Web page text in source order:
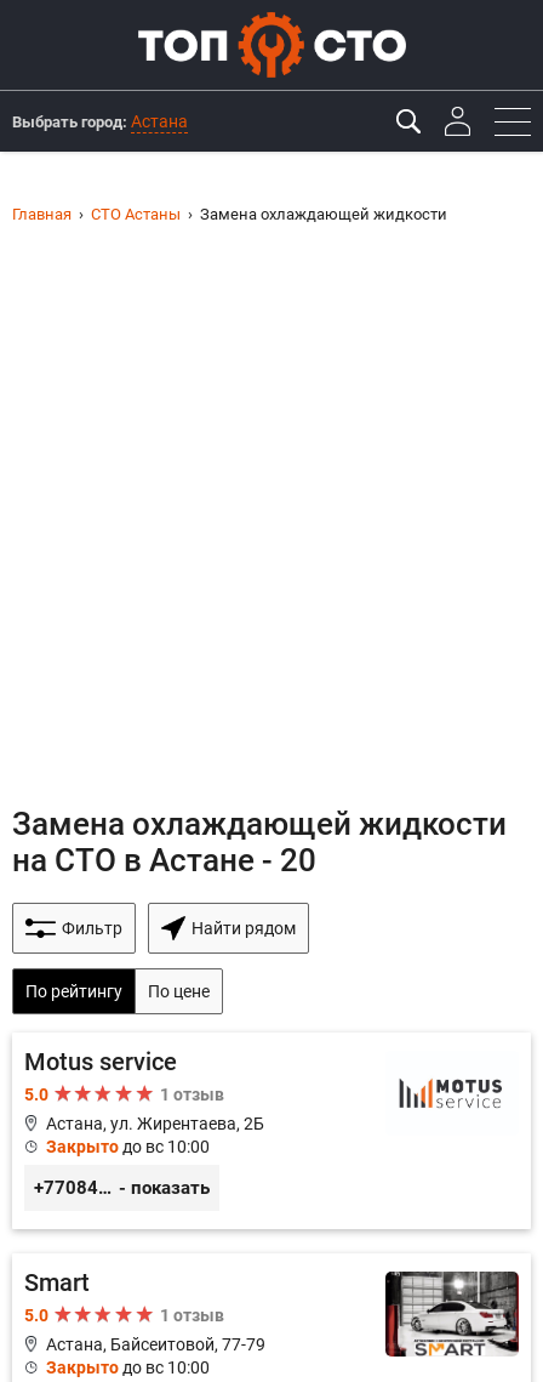
Выбрать город: Астана
Главная СТО Астаны Замена охлаждающей жидкости
Замена охлаждающей жидкости
на СТО в Астане - 20
Фильтр Найти рядом
По рейтингу По цене
Motus service
5.0
1 отзыв
Астана, ул. Жирентаева, 2Б
Закрыто до вс 10:00
+77084253724 - показать
Smart
5.0
1 отзыв
Астана, Байсеитовой, 77-79
Закрыто до вс 10:00